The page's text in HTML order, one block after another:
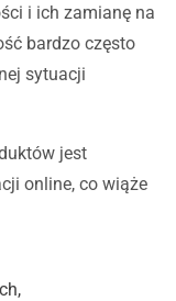
i ich zamianę na
bardzo często
sytuacji
jest
online, co wiąże